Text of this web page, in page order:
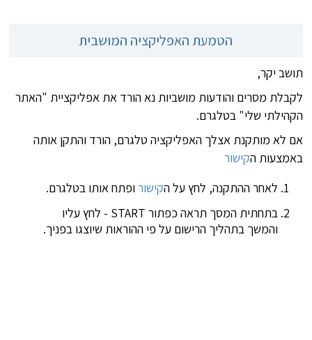
הטמעת האפליקציה המושבית
תושב יקר,
לקבלת מסרים והודעות מושביות נא הורד את אפליקציית "האתר
הקהילתי שלי" בטלגרם.
אם לא מותקנת אצלך האפליקציה טלגרם, הורד והתקן אותה
באמצעות הקישור
לאחר ההתקנה, לחץ על הקישורופתח אותו בטלגרם.
בתחתית המסך תראה כפתור START - לחץ עליו
והמשך בתהליך הרישום על פי ההוראות שיוצגו בפניך.